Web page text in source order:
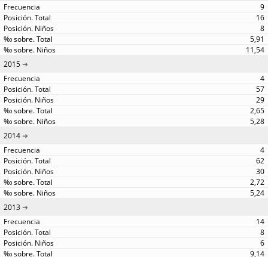
9
16
8
5,91
11,54
2015
4
57
29
2,65
5,28
2014
4
62
30
2,72
5,24
2013
14
8
6
9,14